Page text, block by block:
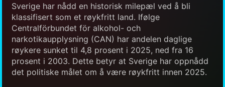
Sverige har nådd en historisk milepæl ved å bli
klassifisert som et røykfritt land. Ifølge
Centralförbundet för alkohol- och
narkotikaupplysning (CAN) har andelen daglige
røykere sunket til 4,8 prosent i 2025, ned fra 16
prosent i 2003. Dette betyr at Sverige har oppnådd
det politiske målet om å være røykfritt innen 2025.